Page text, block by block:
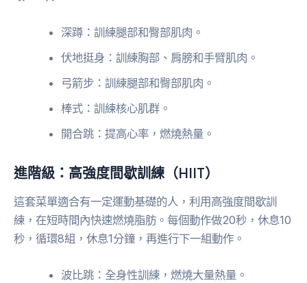
深蹲：訓練腿部和臀部肌肉。
伏地挺身：訓練胸部、肩膀和手臂肌肉。
弓箭步：訓練腿部和臀部肌肉。
棒式：訓練核心肌群。
開合跳：提高心率，燃燒熱量。
進階級：高強度間歇訓練（HIIT）
這套菜單適合有一定運動基礎的人，利用高強度間歇訓
練，在短時間內快速燃燒脂肪。每個動作做20秒，休息10
秒，循環8組，休息1分鐘，再進行下一組動作。
波比跳：全身性訓練，燃燒大量熱量。